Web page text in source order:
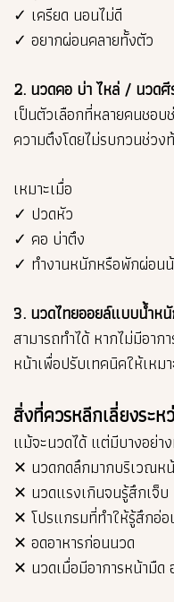
✓ เครียด นอนไม่ดี
✓ อยากผ่อนคลายทั้งตัว
2. นวดคอ บ่า ไหล่ / นวด
เป็นตัวเลือกที่หลายคนชอบ
ความตึงโดยไม่รบกวนช่วง
เหมาะเมื่อ
✓ ปวดหัว
✓ คอ บ่าตึง
✓ ทำงานหนักหรือพักผ่อน
3. นวดไทยออยล์แบบน้ำหนั
สามารถทำได้ หากไม่มีอา
หน้าเพื่อปรับเทคนิคให้เหม
สิ่งที่ควรหลีกเลี่ยงระห
แม้จะนวดได้ แต่มีบางอย่า
✕ นวดกดลึกมากบริเวณห
✕ นวดแรงเกินจนรู้สึกเจ็บ
✕ โปรแกรมที่ทำให้รู้สึกอ่อ
✕ อดอาหารก่อนนวด
✕ นวดเมื่อมีอาการหน้ามืด